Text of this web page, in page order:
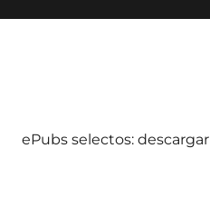
ePubs selectos: descargar